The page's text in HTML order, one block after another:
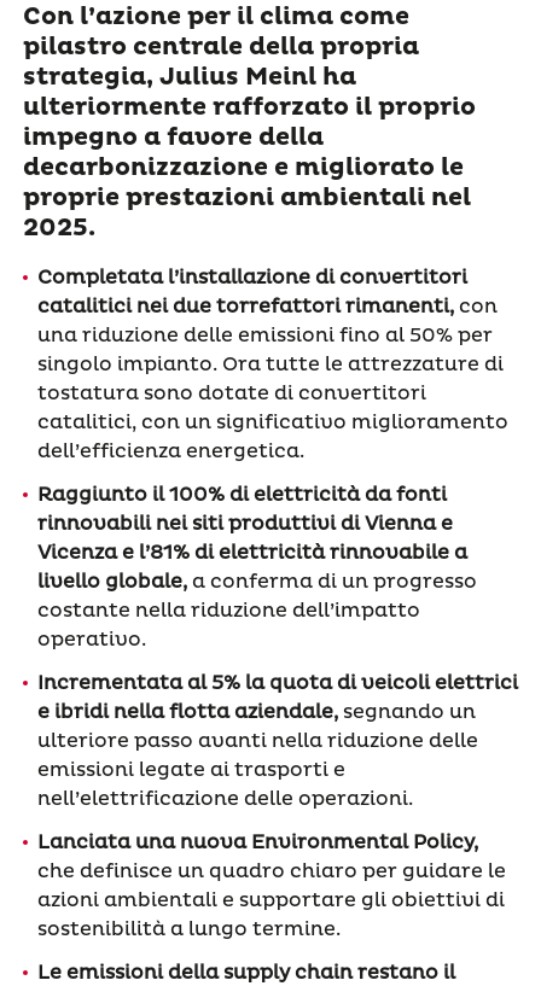
Con l’azione per il clima come
pilastro centrale della propria
strategia, Julius Meinl ha
ulteriormente rafforzato il proprio
impegno a favore della
decarbonizzazione e migliorato le
proprie prestazioni ambientali nel
2025.
Completata l’installazione di convertitori
catalitici nei due torrefattori rimanenti,con
una riduzione delle emissioni fino al 50% per
singolo impianto. Ora tutte le attrezzature di
tostatura sono dotate di convertitori
catalitici, con un significativo miglioramento
dell’efficienza energetica.
Raggiunto il 100% di elettricità da fonti
rinnovabili nei siti produttivi di Vienna e
Vicenza e l’81% di elettricità rinnovabile a
livello globale,a conferma di un progresso
costante nella riduzione dell’impatto
operativo.
Incrementata al 5% la quota di veicoli elettrici
e ibridi nella flotta aziendale,segnando un
ulteriore passo avanti nella riduzione delle
emissioni legate ai trasporti e
nell’elettrificazione delle operazioni.
Lanciata una nuova Environmental Policy,
che definisce un quadro chiaro per guidare le
azioni ambientali e supportare gli obiettivi di
sostenibilità a lungo termine.
Le emissioni della supply chain restano il